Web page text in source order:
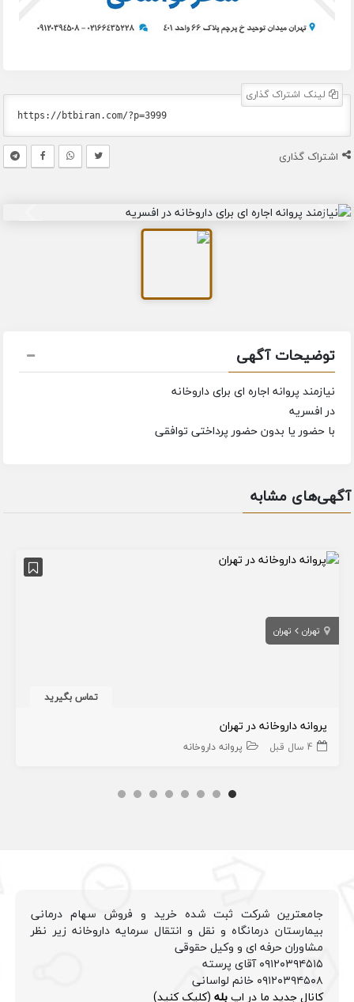
لینک اشتراک گذاری
اشتراک گذاری
توضیحات آگهی
نیازمند پروانه اجاره ای برای داروخانه
در افسریه
با حضور یا بدون حضور پرداختی توافقی
آگهی‌های مشابه
تهران تهران
تماس بگیرید
پروانه داروخانه در تهران
4 سال قبل پروانه داروخانه
جامعترین شرکت ثبت شده خرید و فروش سهام درمانی
بیمارستان درمانگاه و نقل و انتقال سرمایه داروخانه زیر نظر
مشاوران حرفه ای و وکیل حقوقی
۰۹۱۲۰۳۹۴۵۱۵ آقای پرسته
۰۹۱۲۰۳۹۴۵۰۸ خانم لواسانی
کانال جدید ما در اپبله (کلیک کنید)